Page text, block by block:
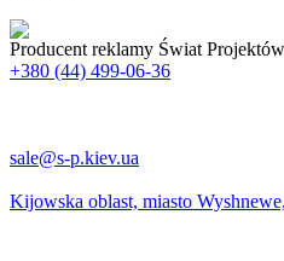
Producent reklamy Świat Projektów
+380 (44) 499-06-36
sale@s-p.kiev.ua
Kijowska oblast, miasto